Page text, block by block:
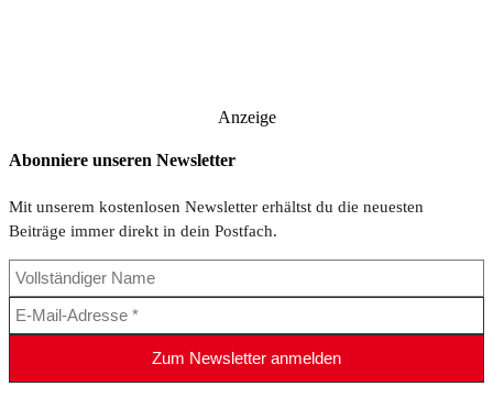
Anzeige
Abonniere unseren Newsletter
Mit unserem kostenlosen Newsletter erhältst du die neuesten
Beiträge immer direkt in dein Postfach.